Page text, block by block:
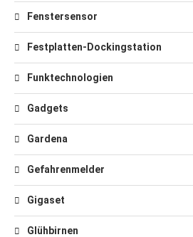
Fenstersensor
Festplatten-Dockingstation
Funktechnologien
Gadgets
Gardena
Gefahrenmelder
Gigaset
Glühbirnen